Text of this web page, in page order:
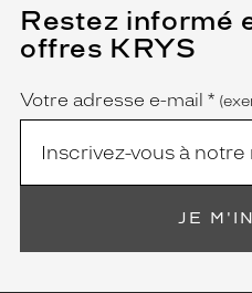
Restez informé
offres KRYS
Name
Votre adresse e-mail *
(Ce
champ
est
JE